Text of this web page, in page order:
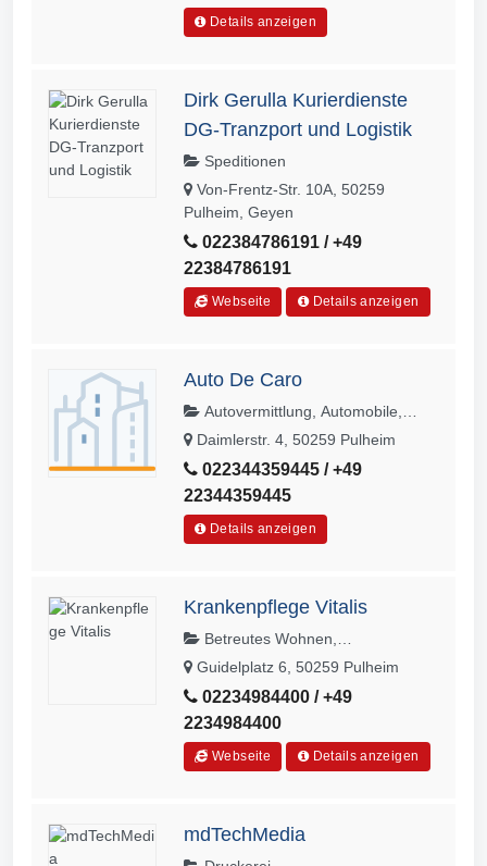
Details anzeigen
Dirk Gerulla Kurierdienste
DG-Tranzport und Logistik
Speditionen
Von-Frentz-Str. 10A, 50259
Pulheim, Geyen
022384786191 / +49
22384786191
Webseite Details anzeigen
Auto De Caro
Autovermittlung, Automobile,
Gebrauchtwagen, Autoankauf
Daimlerstr. 4, 50259 Pulheim
022344359445 / +49
22344359445
Details anzeigen
Krankenpflege Vitalis
Betreutes Wohnen,
Seniorenpflege, Krankenpflege,
Guidelplatz 6, 50259 Pulheim
02234984400 / +49
2234984400
Webseite Details anzeigen
mdTechMedia